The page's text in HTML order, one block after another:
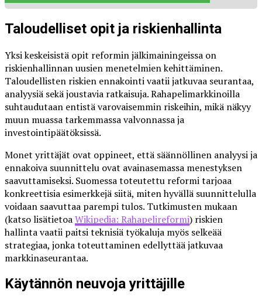
Taloudelliset opit ja riskienhallinta
Yksi keskeisistä opit reformin jälkimainingeissa on
riskienhallinnan uusien menetelmien kehittäminen.
Taloudellisten riskien ennakointi vaatii jatkuvaa seurantaa,
analyysiä sekä joustavia ratkaisuja. Rahapelimarkkinoilla
suhtaudutaan entistä varovaisemmin riskeihin, mikä näkyy
muun muassa tarkemmassa valvonnassa ja
investointipäätöksissä.
Monet yrittäjät ovat oppineet, että säännöllinen analyysi ja
ennakoiva suunnittelu ovat avainasemassa menestyksen
saavuttamiseksi. Suomessa toteutettu reformi tarjoaa
konkreettisia esimerkkejä siitä, miten hyvällä suunnittelulla
voidaan saavuttaa parempi tulos. Tutkimusten mukaan
(katso lisätietoaWikipedia: Rahapelireformi) riskien
hallinta vaatii paitsi teknisiä työkaluja myös selkeää
strategiaa, jonka toteuttaminen edellyttää jatkuvaa
markkinaseurantaa.
Käytännön neuvoja yrittäjille